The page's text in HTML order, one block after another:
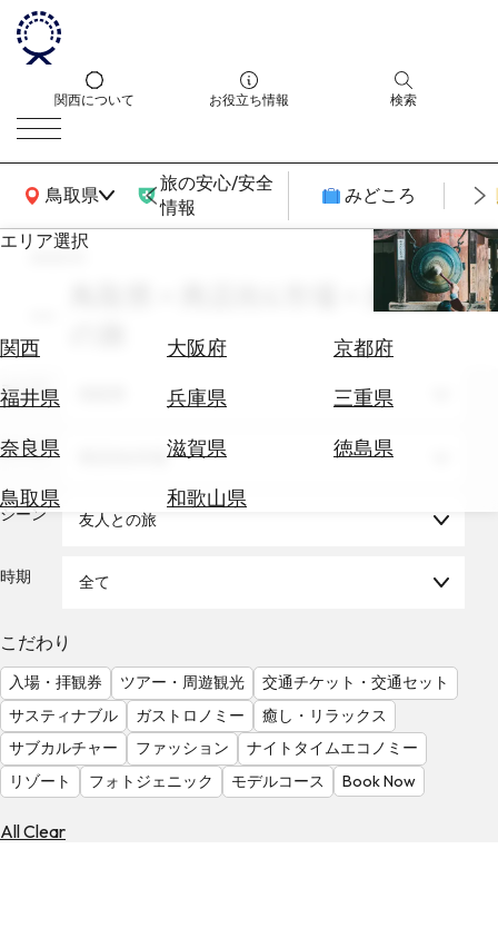
関西について お役立ち情報 検索
鳥取県
関西広域MAP
旅の安心/安全
情報
みどころ
エリア選択
関西 大阪府
京都府
福井県
兵庫県
三重県
奈良県
滋賀県
徳島県
鳥取県
和歌山県
エ
券
テ
を
る
気
を
見
る
search
鳥取県 × 商店街&市場 × 友人と
エリア
テーマ
シーン 友人との旅
時期 全て
こだわり
入場・拝観券 ツアー・周遊観光
交通チケット・交通セット
サスティナブル
ガストロノミー
癒し・リラックス
サブカルチャー
ファッション
ナイトタイムエコノミー
リゾート
フォトジェニック モデルコース Book Now
All Clear